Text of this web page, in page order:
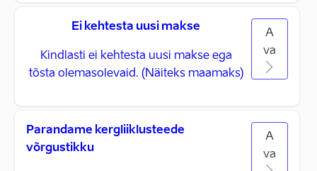
Ei kehtesta uusi makse
Kindlasti ei kehtesta uusi makse ega
tõsta olemasolevaid. (Näiteks maamaks)
A
va
Parandame kergliiklusteede
võrgustikku
A
va